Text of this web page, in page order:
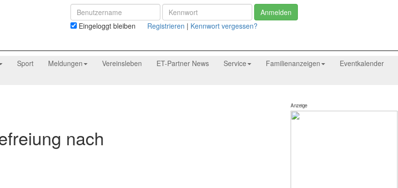
Anmelden
Eingeloggt bleiben Registrieren | Kennwort vergessen?
Sport Meldungen Vereinsleben ET-Partner News Service Familienanzeigen
Eventkalender
nach
Anzeige